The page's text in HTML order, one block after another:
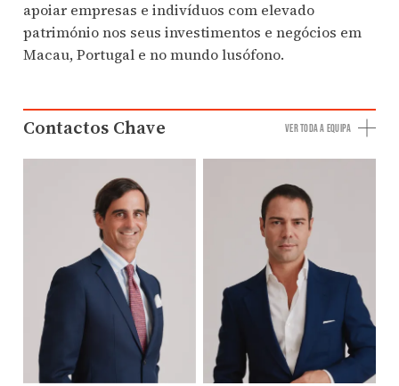
apoiar empresas e indivíduos com elevado
património nos seus investimentos e negócios em
Macau, Portugal e no mundo lusófono.
Contactos Chave VER TODA A EQUIPA